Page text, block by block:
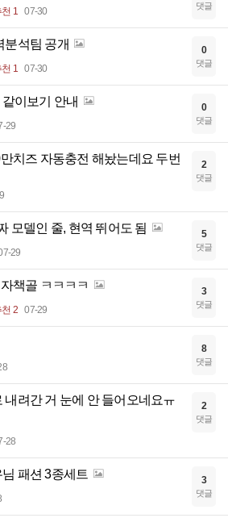
천 1 07-30 댓글
분석팀 공개
천 1 07-30
0
댓글
이보기 안내
29
0
댓글
치즈 자동충전 해놨는데요 두번
2
댓글
모델인 줄, 현역 뛰어도 됨
29
5
댓글
책골 ㅋㅋㅋㅋ
천 2 07-29
3
댓글
8
댓글
내려간 거 눈에 안 들어오네요ㅠ
28
2
댓글
패션 3종세트 3
댓글